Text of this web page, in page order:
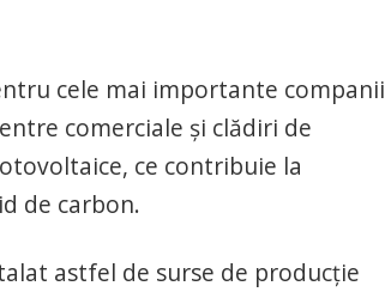
cele mai importante companii
comerciale şi clădiri de
ce contribuie la
de carbon.
astfel de surse de producție